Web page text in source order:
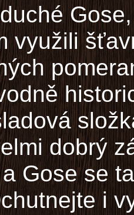
využili
dobrý
Gose se
i